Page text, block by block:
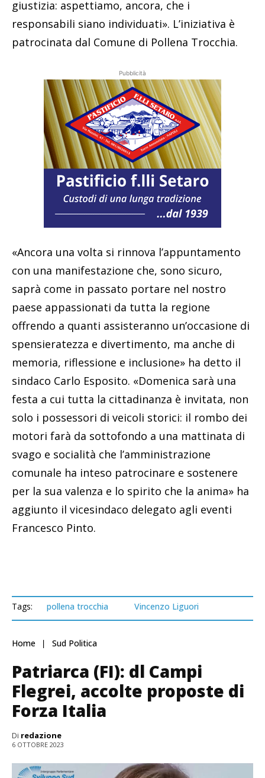
giustizia: aspettiamo, ancora, che i
responsabili siano individuati». L’iniziativa è
patrocinata dal Comune di Pollena Trocchia.
Pubblicità
«Ancora una volta si rinnova l’appuntamento
con una manifestazione che, sono sicuro,
saprà come in passato portare nel nostro
paese appassionati da tutta la regione
offrendo a quanti assisteranno un’occasione di
spensieratezza e divertimento, ma anche di
memoria, riflessione e inclusione» ha detto il
sindaco Carlo Esposito. «Domenica sarà una
festa a cui tutta la cittadinanza è invitata, non
solo i possessori di veicoli storici: il rombo dei
motori farà da sottofondo a una mattinata di
svago e socialità che l’amministrazione
comunale ha inteso patrocinare e sostenere
per la sua valenza e lo spirito che la anima» ha
aggiunto il vicesindaco delegato agli eventi
Francesco Pinto.
Tags: pollena trocchia Vincenzo Liguori
Home Sud Politica
Patriarca (FI): dl Campi
Flegrei, accolte proposte di
Forza Italia
Di redazione
6 OTTOBRE 2023